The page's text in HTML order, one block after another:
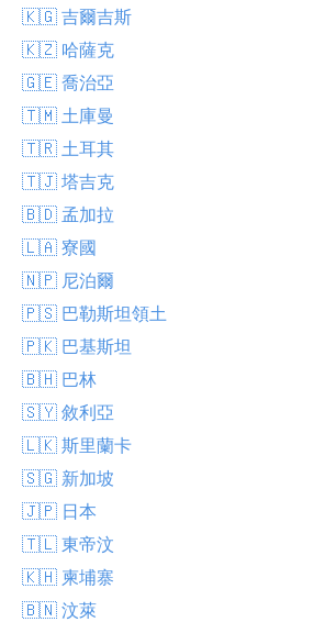
🇰🇬 吉爾吉斯
🇰🇿 哈薩克
🇬🇪 喬治亞
🇹🇲 土庫曼
🇹🇷 土耳其
🇹🇯 塔吉克
🇧🇩 孟加拉
🇱🇦 寮國
🇳🇵 尼泊爾
🇵🇸 巴勒斯坦領土
🇵🇰 巴基斯坦
🇧🇭 巴林
🇸🇾 敘利亞
🇱🇰 斯里蘭卡
🇸🇬 新加坡
🇯🇵 日本
🇹🇱 東帝汶
🇰🇭 柬埔寨
🇧🇳 汶萊